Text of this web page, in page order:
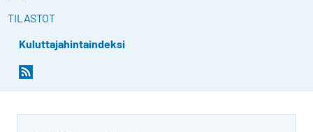
TILASTOT
Kuluttajahintaindeksi